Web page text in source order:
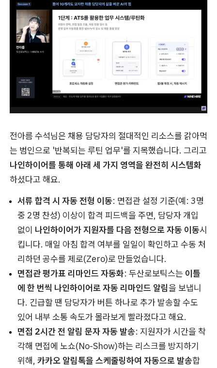
전아름 수석님은 채용 담당자의 절대적인 리소스를 갉아먹
는 범인으로 '반복되는 루틴 업무'를 지목했습니다. 그리고
나인하이어를 통해 아래 세 가지 영역을 완전히 시스템화
하셨다고 해요.
서류 합격 시 자동 전형 이동: 면접관 설정 기준(예: 3명
중 2명 찬성) 이상이 합격 피드백을 주면, 담당자 개입
없이 나인하이어가 지원자를 다음 전형으로 자동 이동시
킵니다. 매일 아침 합격 여부를 일일이 확인하고 수동 처
리하던 공수를 제로(Zero)로 만들었습니다.
면접관 평가표 리마인드 자동화: 두산로보틱스는 이틀
에 한 번씩 나인하이어로 자동 리마인드 알림을 보냅니
다. 긴급할 땐 담당자가 버튼 하나로 추가 발송할 수도
있어 내부 소통 속도가 몰라보게 빨라졌다고 해요.
면접 2시간 전 알림 문자 자동 발송: 지원자가 시간을 착
각해 면접에 노쇼(No-Show)하는 리스크를 방지하기
위해, 카카오 알림톡을 스케줄링하여 자동으로 발송합